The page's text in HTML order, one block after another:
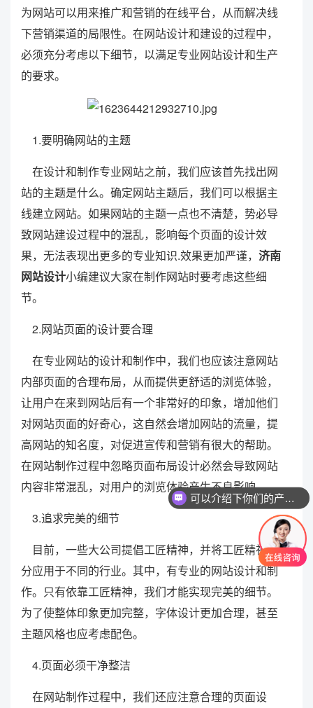
为网站可以用来推广和营销的在线平台，从而解决线
下营销渠道的局限性。在网站设计和建设的过程中，
必须充分考虑以下细节，以满足专业网站设计和生产
的要求。
1.要明确网站的主题
在设计和制作专业网站之前，我们应该首先找出网
站的主题是什么。确定网站主题后，我们可以根据主
线建立网站。如果网站的主题一点也不清楚，势必导
致网站建设过程中的混乱，影响每个页面的设计效
果，无法表现出更多的专业知识.效果更加严谨， 济南
网站设计小编建议大家在制作网站时要考虑这些细
节。
2.网站页面的设计要合理
在专业网站的设计和制作中，我们也应该注意网站
内部页面的合理布局，从而提供更舒适的浏览体验，
让用户在来到网站后有一个非常好的印象，增加他们
对网站页面的好奇心，这自然会增加网站的流量，提
高网站的知名度，对促进宣传和营销有很大的帮助。
在网站制作过程中忽略页面布局设计必然会导致网站
内容非常混乱，对用户的浏览体验产生不良影响。
3.追求完美的细节
目前，一些大公司提倡工匠精神，并将工匠精神充
分应用于不同的行业。其中，有专业的网站设计和制
作。只有依靠工匠精神，我们才能实现完美的细节。
为了使整体印象更加完整，字体设计更加合理，甚至
主题风格也应考虑配色。
4.页面必须干净整洁
在网站制作过程中，我们还应注意合理的页面设